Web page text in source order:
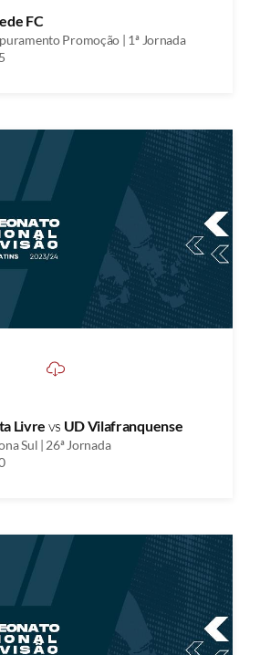
FC
Promoção | 1ª Jornada
Livre vs UD Vilafranquense
Sul | 26ª Jornada